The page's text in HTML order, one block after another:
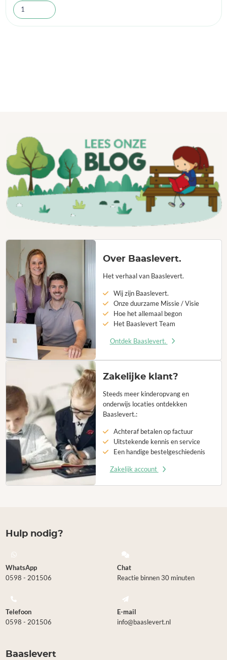
Over Baaslevert.
Het verhaal van Baaslevert.
Wij zijn Baaslevert.
Onze duurzame Missie / Visie
Hoe het allemaal begon
Het Baaslevert Team
Ontdek Baaslevert.
Zakelijke klant?
Steeds meer kinderopvang en
onderwijs locaties ontdekken
Baaslevert.:
Achteraf betalen op factuur
Uitstekende kennis en service
Een handige bestelgeschiedenis
Zakelijk account
Hulp nodig?
WhatsApp
0598 - 201506
Chat
Reactie binnen 30 minuten
Telefoon
0598 - 201506
E-mail
info@baaslevert.nl
Baaslevert